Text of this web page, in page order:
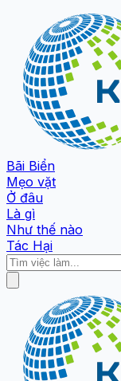
Bãi Biển
Mẹo vặt
Ở đâu
Là gì
Như thế nào
Tác Hại